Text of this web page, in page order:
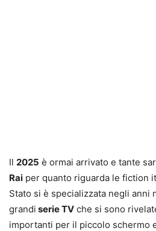
Il 2025 è ormai arrivato e tante
Rai per quanto riguarda le fiction
Stato si è specializzata negli anni
grandi serie TV che si sono
importanti per il piccolo schermo